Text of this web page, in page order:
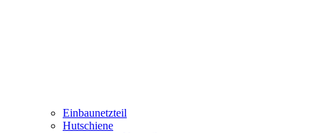
Einbaunetzteil
Hutschiene